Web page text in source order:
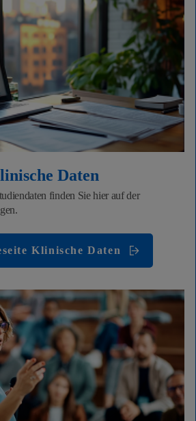
Daten
finden Sie hier auf der
Klinische Daten